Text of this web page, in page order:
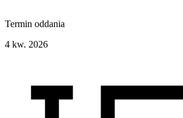
Termin oddania
4 kw. 2026